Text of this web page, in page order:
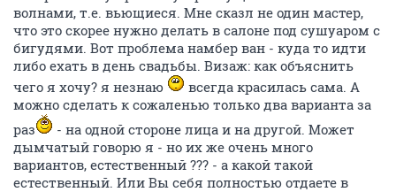
волнами, т.е. вьющиеся. Мне сказл не один мастер,
что это скорее нужно делать в салоне под сушуаром с
бигудями. Вот проблема намбер ван - куда то идти
либо ехать в день свадьбы. Визаж: как объяснить
чего я хочу? я незнаю
всегда красилась сама. А
можно сделать к сожаленью только два варианта за
раз
- на одной стороне лица и на другой. Может
дымчатый говорю я - но их же очень много
вариантов, естественный ??? - а какой такой
естественный. Или Вы себя полностью отдаете в